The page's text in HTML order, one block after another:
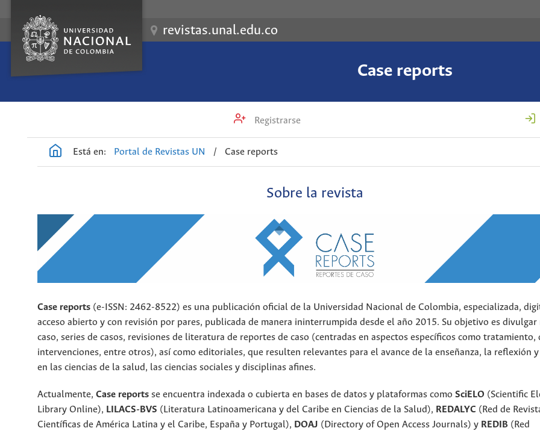
revistas.unal.edu.co
Case reports
Registrarse
Está en: Portal de Revistas UN / Case reports
Sobre la revista
Case reports (e-ISSN: 2462-8522) es una publicación oficial de la Universidad Nacional de Colombia, especializada,
acceso abierto y con revisión por pares, publicada de manera ininterrumpida desde el año 2015. Su objetivo es
caso, series de casos, revisiones de literatura de reportes de caso (centradas en aspectos específicos como tratamiento,
intervenciones, entre otros), así como editoriales, que resulten relevantes para el avance de la enseñanza, la reflexión
en las ciencias de la salud, las ciencias sociales y disciplinas afines.
Actualmente, Case reports se encuentra indexada o cubierta en bases de datos y plataformas como SciELO (Scientific
Library Online), LILACS-BVS (Literatura Latinoamericana y del Caribe en Ciencias de la Salud), REDALYC (Red de
Científicas de América Latina y el Caribe, España y Portugal), DOAJ (Directory of Open Access Journals) y REDIB (Red